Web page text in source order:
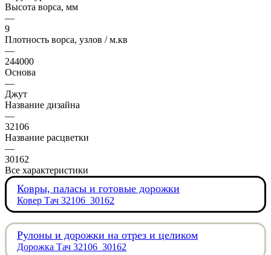
Высота ворса, мм
—
9
Плотность ворса, узлов / м.кв
—
244000
Основа
—
Джут
Название дизайна
—
32106
Название расцветки
—
30162
Все характеристики
Ковры, паласы и готовые дорожки
Ковер Тач 32106_30162
Рулоны и дорожки на отрез и целиком
Дорожка Тач 32106_30162